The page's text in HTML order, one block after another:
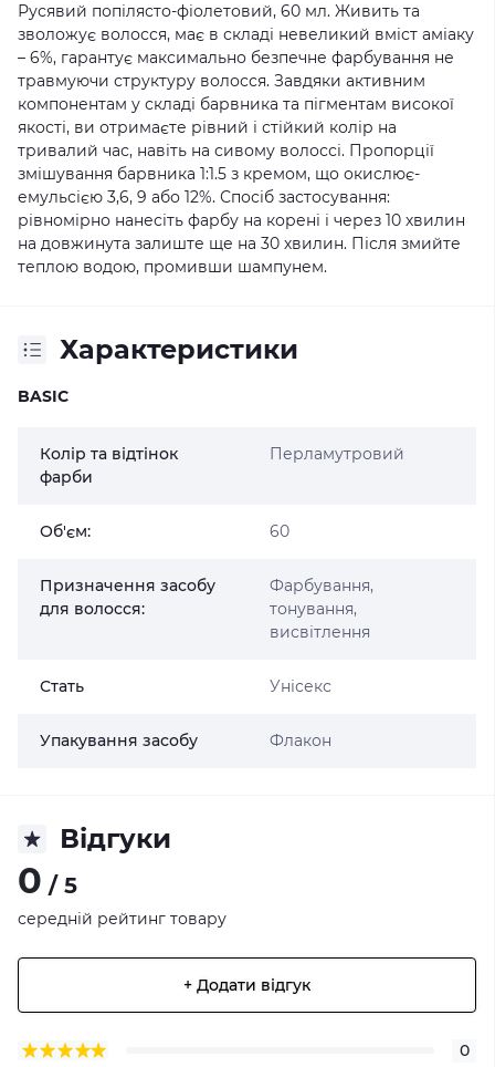
Русявий попілясто-фіолетовий, 60 мл. Живить та
зволожує волосся, має в складі невеликий вміст аміаку
– 6%, гарантує максимально безпечне фарбування не
травмуючи структуру волосся. Завдяки активним
компонентам у складі барвника та пігментам високої
якості, ви отримаєте рівний і стійкий колір на
тривалий час, навіть на сивому волоссі. Пропорції
змішування барвника 1:1.5 з кремом, що окислює-
емульсією 3,6, 9 або 12%. Спосіб застосування:
рівномірно нанесіть фарбу на корені і через 10 хвилин
на довжинута залиште ще на 30 хвилин. Після змийте
теплою водою, промивши шампунем.
Характеристики
BASIC
Колір та відтінок
фарби
Перламутровий
Об'єм: 60
Призначення засобу
для волосся:
Фарбування,
тонування,
висвітлення
Стать Унісекс
Упакування засобу Флакон
Відгуки
0 / 5
середній рейтинг товару
+ Додати відгук
0